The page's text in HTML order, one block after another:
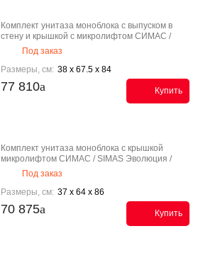
Комплект унитаза моноблока с выпуском в
стену и крышкой с микролифтом СИМАС /
SIMAS Лондра / LONDRA LO 931 bia K
Под заказ
Размеры, см: 38 x 67.5 x 84
77 810 Купить
Комплект унитаза моноблока с крышкой
микролифтом СИМАС / SIMAS Эволюция /
EVOLUTION EVO 07 K
Под заказ
Размеры, см: 37 x 64 x 86
70 875 Купить